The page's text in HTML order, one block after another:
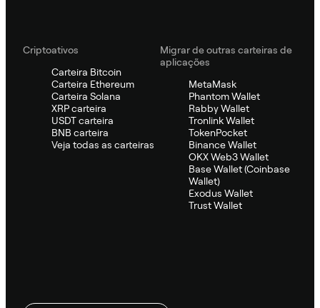
Criptoativos
Carteira Bitcoin
Carteira Ethereum
Carteira Solana
XRP carteira
USDT carteira
BNB carteira
Veja todas as carteiras
Migrar de outras carteiras de
aplicações
MetaMask
Phantom Wallet
Rabby Wallet
Tronlink Wallet
TokenPocket
Binance Wallet
OKX Web3 Wallet
Base Wallet (Coinbase
Wallet)
Exodus Wallet
Trust Wallet